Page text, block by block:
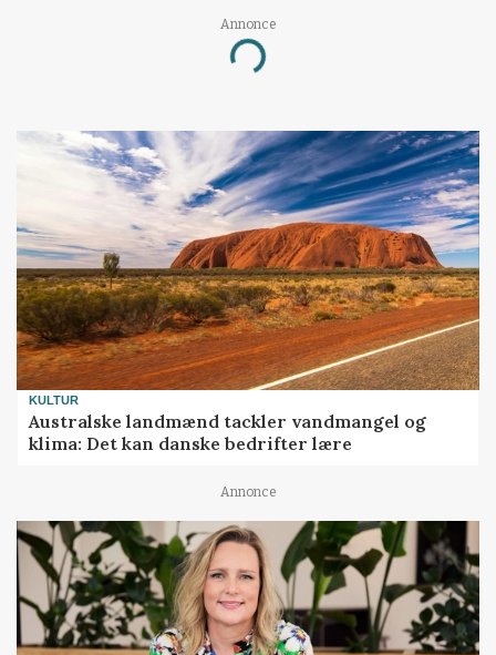
Annonce
Loading...
KULTUR
Australske landmænd tackler vandmangel og
klima: Det kan danske bedrifter lære
Annonce